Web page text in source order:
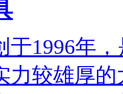
于1996年
力较雄厚